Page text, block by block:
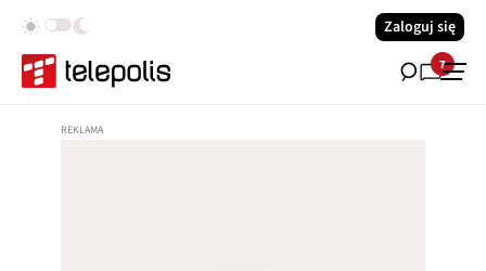
Zaloguj się
7